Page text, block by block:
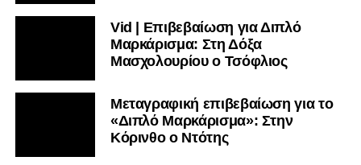
Vid | Επιβεβαίωση για Διπλό
Μαρκάρισμα: Στη Δόξα
Μασχολουρίου ο Τσόφλιος
Μεταγραφική επιβεβαίωση για το
«Διπλό Μαρκάρισμα»: Στην
Κόρινθο ο Ντότης